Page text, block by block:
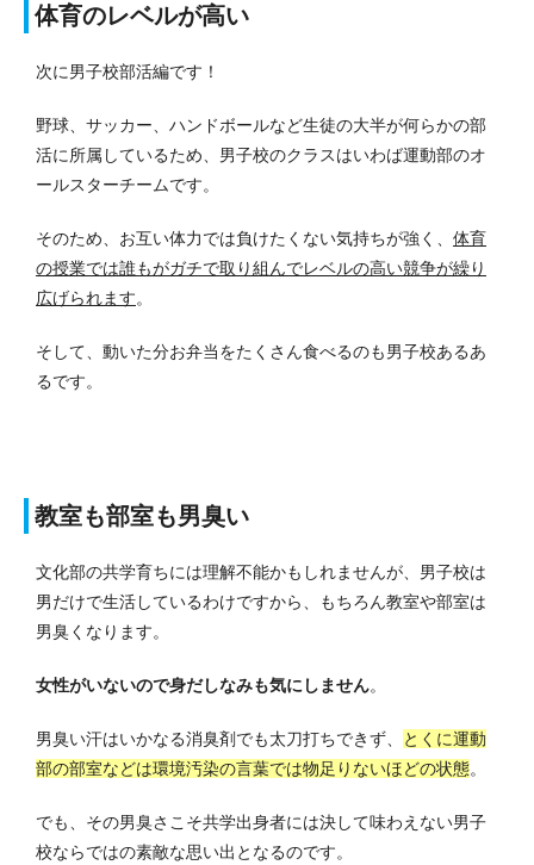
体育のレベルが高い
次に男子校部活編です！
野球、サッカー、ハンドボールなど生徒の大半が何らかの部
活に所属しているため、男子校のクラスはいわば運動部のオ
ールスターチームです。
そのため、お互い体力では負けたくない気持ちが強く、 体育
の授業では誰もがガチで取り組んでレベルの高い競争が繰り
広げられます。
そして、動いた分お弁当をたくさん食べるのも男子校あるあ
るです。
教室も部室も男臭い
文化部の共学育ちには理解不能かもしれませんが、男子校は
男だけで生活しているわけですから、もちろん教室や部室は
男臭くなります。
女性がいないので身だしなみも気にしません。
男臭い汗はいかなる消臭剤でも太刀打ちできず、
とくに運動
部の部室などは環境汚染の言葉では物足りないほどの状態。
でも、その男臭さこそ共学出身者には決して味わえない男子
校ならではの素敵な思い出となるのです。